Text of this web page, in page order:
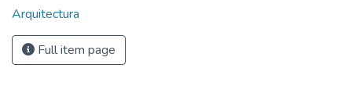
Arquitectura
Full item page